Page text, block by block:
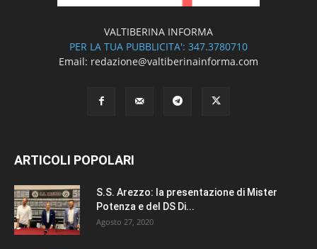
VALTIBERINA INFORMA
PER LA TUA PUBBLICITA': 347.3780710
Email: redazione@valtiberinainforma.com
ARTICOLI POPOLARI
S.S. Arezzo: la presentazione di Mister
Potenza e del DS Di...
Agosto 27, 2020